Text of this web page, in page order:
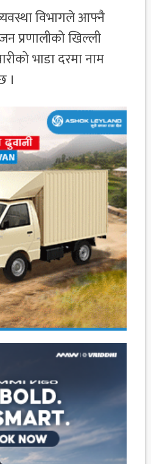
विभागले आफ्नै
प्रणालीको खिल्ली
भाडा दरमा नाम
।